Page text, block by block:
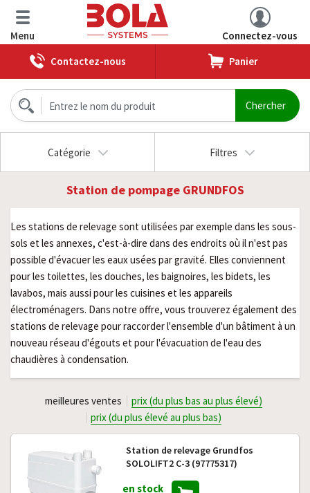
Menu
Connectez-vous
Contactez-nous
Panier
Catégorie Filtres
Station de pompage GRUNDFOS
Les stations de relevage sont utilisées par exemple dans les sous-
sols et les annexes, c'est-à-dire dans des endroits où il n'est pas
possible d'évacuer les eaux usées par gravité. Elles conviennent
pour les toilettes, les douches, les baignoires, les bidets, les
lavabos, mais aussi pour les cuisines et les appareils
électroménagers. Dans notre offre, vous trouverez également des
stations de relevage pour raccorder l'ensemble d'un bâtiment à un
nouveau réseau d'égouts et pour l'évacuation de l'eau des
chaudières à condensation.
meilleures ventes
prix (du plus bas au plus élevé)
prix (du plus élevé au plus bas)
Station de relevage Grundfos
SOLOLIFT2 C-3 (97775317)
en stock